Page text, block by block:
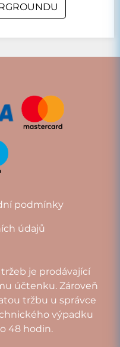
podmínky
údajů
je prodávající
účtenku. Zároveň
tržbu u správce
výpadku
48 hodin.